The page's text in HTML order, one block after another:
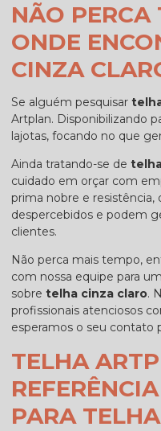
NÃO PERCA
ONDE
CINZA
Se alguém pesquisar
Artplan. Disponibilizando
lajotas, focando no que
Ainda tratando-se de
cuidado em orçar com
prima nobre e resistência,
despercebidos e podem
clientes.
Não perca mais tempo,
com nossa equipe para
sobre telha cinza claro.
profissionais atenciosos
esperamos o seu contato
TELHA
PARA